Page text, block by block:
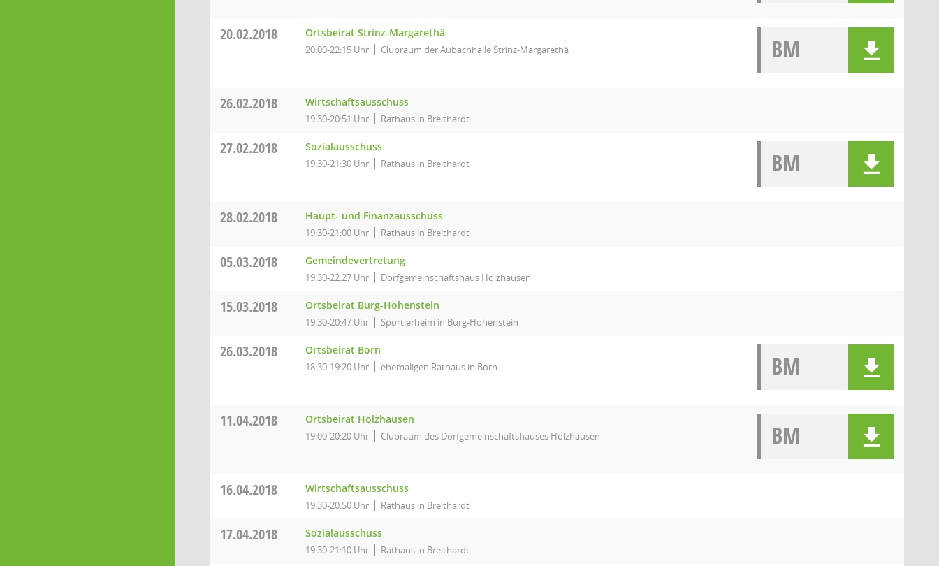
20.02.2018 Ortsbeirat Strinz-Margarethä
20:00-22:15 Uhr Clubraum der Aubachhalle Strinz-Margarethä BM
26.02.2018 Wirtschaftsausschuss
19:30-20:51 Uhr Rathaus in Breithardt
27.02.2018 Sozialausschuss
19:30-21:30 Uhr Rathaus in Breithardt BM
28.02.2018 Haupt- und Finanzausschuss
19:30-21:00 Uhr Rathaus in Breithardt
05.03.2018 Gemeindevertretung
19:30-22:27 Uhr Dorfgemeinschaftshaus Holzhausen
15.03.2018 Ortsbeirat Burg-Hohenstein
19:30-20:47 Uhr Sportlerheim in Burg-Hohenstein
26.03.2018 Ortsbeirat Born
18:30-19:20 Uhr ehemaligen Rathaus in Born BM
11.04.2018 Ortsbeirat Holzhausen
19:00-20:20 Uhr Clubraum des Dorfgemeinschaftshauses Holzhausen BM
16.04.2018 Wirtschaftsausschuss
19:30-20:50 Uhr Rathaus in Breithardt
17.04.2018 Sozialausschuss
19:30-21:10 Uhr Rathaus in Breithardt